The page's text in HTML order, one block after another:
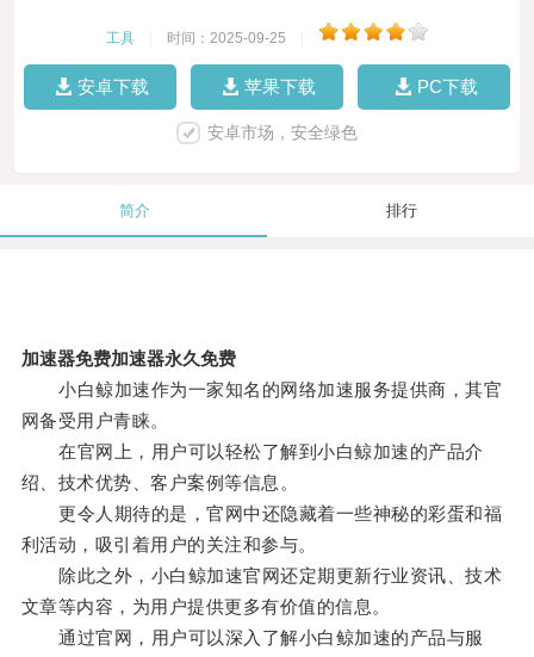
工具 时间：2025-09-25
安卓下载 苹果下载 PC下载
安卓市场，安全绿色
简介 排行
加速器免费加速器永久免费
小白鲸加速作为一家知名的网络加速服务提供商，其官
网备受用户青睐。
在官网上，用户可以轻松了解到小白鲸加速的产品介
绍、技术优势、客户案例等信息。
更令人期待的是，官网中还隐藏着一些神秘的彩蛋和福
利活动，吸引着用户的关注和参与。
除此之外，小白鲸加速官网还定期更新行业资讯、技术
文章等内容，为用户提供更多有价值的信息。
通过官网，用户可以深入了解小白鲸加速的产品与服